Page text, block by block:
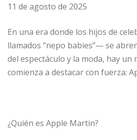
11 de agosto de 2025
En una era donde los hijos de
llamados “nepo babies”— se
del espectáculo y la moda, hay un
comienza a destacar con fuerza:
¿Quién es Apple Martin?